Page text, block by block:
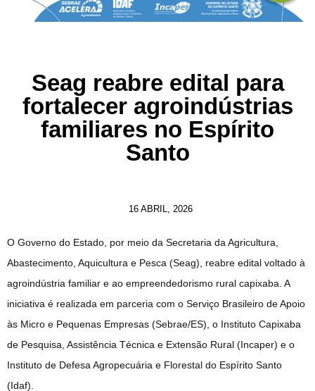
Seag reabre edital para
fortalecer agroindústrias
familiares no Espírito
Santo
16 ABRIL, 2026
O Governo do Estado, por meio da Secretaria da Agricultura,
Abastecimento, Aquicultura e Pesca (Seag), reabre edital voltado à
agroindústria familiar e ao empreendedorismo rural capixaba. A
iniciativa é realizada em parceria com o Serviço Brasileiro de Apoio
às Micro e Pequenas Empresas (Sebrae/ES), o Instituto Capixaba
de Pesquisa, Assistência Técnica e Extensão Rural (Incaper) e o
Instituto de Defesa Agropecuária e Florestal do Espírito Santo
(Idaf).